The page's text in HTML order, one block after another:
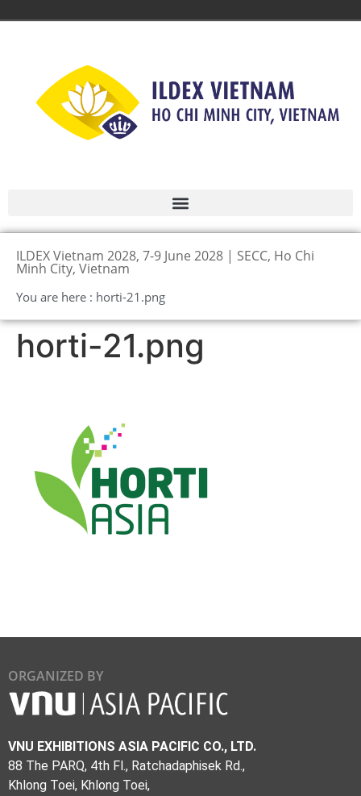
ILDEX Vietnam 2028, 7-9 June 2028 | SECC, Ho Chi
Minh City, Vietnam
You are here : horti-21.png
horti-21.png
ORGANIZED BY
VNU EXHIBITIONS ASIA PACIFIC CO., LTD.
88 The PARQ, 4th Fl., Ratchadaphisek Rd.,
Khlong Toei, Khlong Toei,